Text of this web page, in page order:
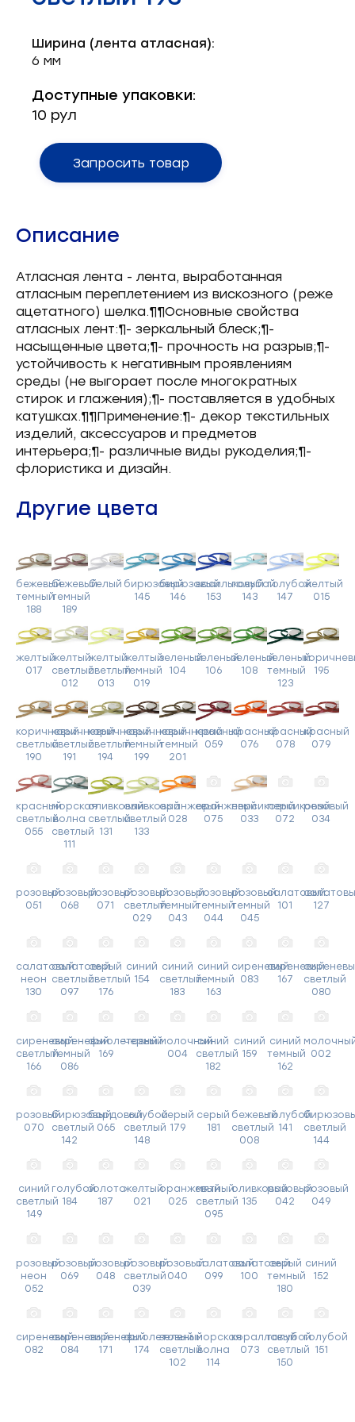
Запчасти: иглы
Установочное оборудование
Ширина (лента атласная):
6 мм
Доступные упаковки:
10 рул
Запросить товар
Описание
Атласная лента - лента, выработанная
атласным переплетением из вискозного (реже
ацетатного) шелка.¶¶Основные свойства
атласных лент:¶- зеркальный блеск;¶-
насыщенные цвета;¶- прочность на разрыв;¶-
устойчивость к негативным проявлениям
среды (не выгорает после многократных
стирок и глажения);¶- поставляется в удобных
катушках.¶¶Применение:¶- декор текстильных
изделий, аксессуаров и предметов
интерьера;¶- различные виды рукоделия;¶-
флористика и дизайн.
Другие цвета
бежевый
темный
188
бежевый
темный
189
белый бирюзовый
145
бирюзовый
146
васильковый
153
голубой
143
голубой
147
желтый
015
желтый
017
желтый
светлый
012
желтый
светлый
013
желтый
темный
019
зеленый
104
зеленый
106
зеленый
108
зеленый
темный
123
195
коричневый
светлый
190
коричневый
светлый
191
коричневый
светлый
194
коричневый
темный
199
коричневый
темный
201
красный
059
красный
076
красный
078
красный
079
красный
светлый
055
морская
волна
светлый
111
оливковый
светлый
131
оливковый
светлый
133
оранжевый
028
оранжевый
075
персиковый
033
персиковый
072
розовый
034
розовый
051
розовый
068
розовый
071
розовый
светлый
029
розовый
темный
043
розовый
темный
044
розовый
темный
045
салатовый
101
127
салатовый
неон
130
салатовый
светлый
097
серый
светлый
176
синий
154
синий
светлый
183
синий
темный
163
сиреневый
083
сиреневый
167
светлый
080
сиреневый
светлый
166
сиреневый
темный
086
фиолетовый
169
черныймолочный
004
синий
светлый
182
синий
159
синий
темный
162
002
розовый
070
бирюзовый
светлый
142
бордовый
065
голубой
светлый
148
серый
179
серый
181
бежевый
светлый
008
голубой
141
светлый
144
синий
светлый
149
голубой
184
золото
187
желтый
021
оранжевый
025
мятный
светлый
095
оливковый
135
розовый
042
розовый
049
розовый
неон
052
розовый
069
розовый
048
розовый
светлый
039
розовый
040
салатовый
099
салатовый
100
серый
темный
180
синий
152
сиреневый
082
сиреневый
084
сиреневый
171
фиолетовый
174
зеленый
светлый
102
морская
волна
114
коралловый
073
голубой
светлый
150
голубой
151